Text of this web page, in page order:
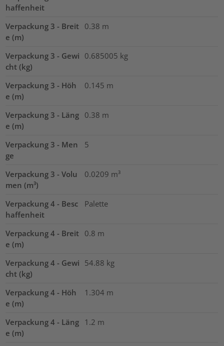
haffenheit
Verpackung 3 - Breit
e (m)
0.38 m
Verpackung 3 - Gewi
cht (kg)
0.685005 kg
Verpackung 3 - Höh
e (m)
0.145 m
Verpackung 3 - Läng
e (m)
0.38 m
Verpackung 3 - Men
ge
5
Verpackung 3 - Volu
men (m³)
0.0209 m³
Verpackung 4 - Besc
haffenheit
Palette
Verpackung 4 - Breit
e (m)
0.8 m
Verpackung 4 - Gewi
cht (kg)
54.88 kg
Verpackung 4 - Höh
e (m)
1.304 m
Verpackung 4 - Läng
e (m)
1.2 m